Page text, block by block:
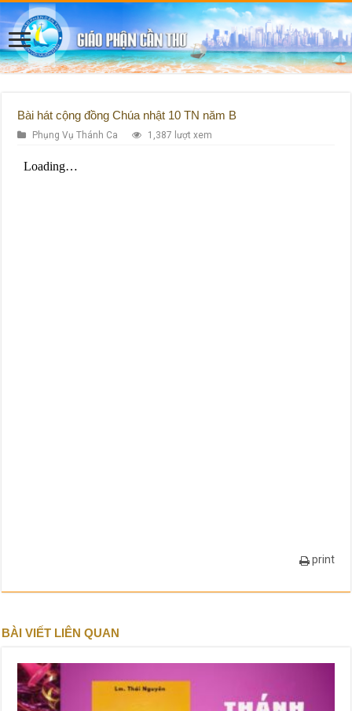
Bài hát cộng đồng Chúa nhật 10 TN năm B
Phụng Vụ Thánh Ca 1,387 lượt xem
print
BÀI VIẾT LIÊN QUAN